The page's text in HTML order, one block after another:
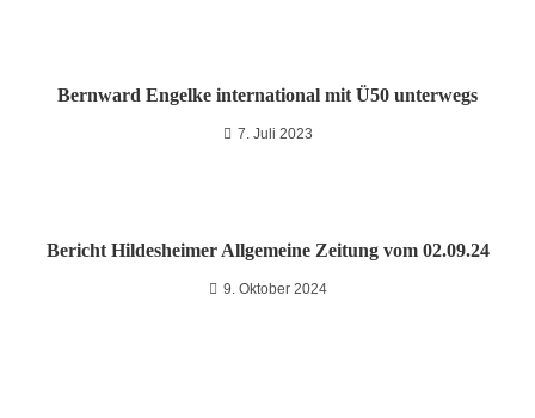
Bernward Engelke international mit Ü50 unterwegs
7. Juli 2023
Bericht Hildesheimer Allgemeine Zeitung vom 02.09.24
9. Oktober 2024